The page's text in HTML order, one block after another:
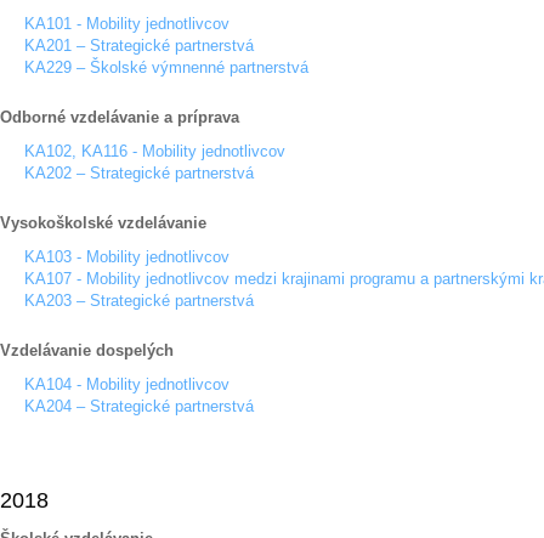
KA101 - Mobility jednotlivcov
KA201 – Strategické partnerstvá
KA229 – Školské výmnenné partnerstvá
Odborné vzdelávanie a príprava
KA102, KA116 - Mobility jednotlivcov
KA202 – Strategické partnerstvá
Vysokoškolské vzdelávanie
KA103 - Mobility jednotlivcov
KA107 - Mobility jednotlivcov medzi krajinami programu a partnerskými
KA203 – Strategické partnerstvá
Vzdelávanie dospelých
KA104 - Mobility jednotlivcov
KA204 – Strategické partnerstvá
2018